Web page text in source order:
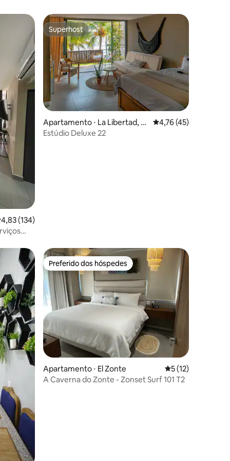
de uma avaliação média de 5, 134 avaliações
4,83 (134)
Superhost
Superhost
Apartamento ⋅ La Libertad, El
Salvador
4,76 de uma
4,76 (45)
Estúdio Deluxe 22
Preferido dos hóspedes
Preferido dos hóspedes
Apartamento ⋅ El Zonte 5 de uma
5 (12)
A Caverna do Zonte - Zonset Surf 101 T2